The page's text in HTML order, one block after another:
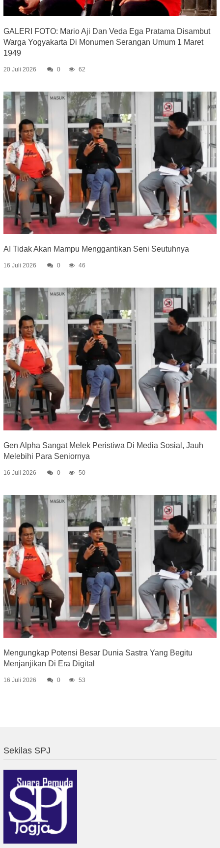
GALERI FOTO: Mario Aji Dan Veda Ega Pratama Disambut
Warga Yogyakarta Di Monumen Serangan Umum 1 Maret
1949
20 Juli 2026 0 62
AI Tidak Akan Mampu Menggantikan Seni Seutuhnya
16 Juli 2026 0 46
Gen Alpha Sangat Melek Peristiwa Di Media Sosial, Jauh
Melebihi Para Seniornya
16 Juli 2026 0 50
Mengungkap Potensi Besar Dunia Sastra Yang Begitu
Menjanjikan Di Era Digital
16 Juli 2026 0 53
Sekilas SPJ